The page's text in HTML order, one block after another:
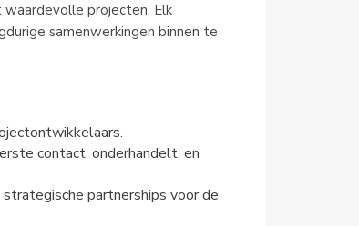
projecten. Elk
samenwerkingen binnen te
contact, onderhandelt, en
partnerships voor de